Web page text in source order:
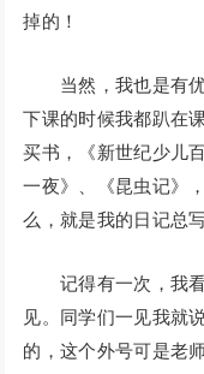
掉的！
当然，我也是有优
下课的时候我都趴在
买书，《新世纪少儿
一夜》、《昆虫记》
么，就是我的日记总写
记得有一次，我看
见。同学们一见我就
的，这个外号可是老